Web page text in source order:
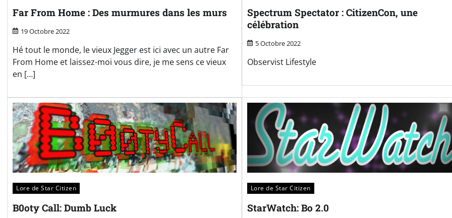
Far From Home : Des murmures dans les murs
19 Octobre 2022
Hé tout le monde, le vieux Jegger est ici avec un autre Far
From Home et laissez-moi vous dire, je me sens ce vieux
en […]
Spectrum Spectator : CitizenCon, une
célébration
5 Octobre 2022
Observist Lifestyle
Lore de Star Citizen
B0oty Call: Dumb Luck
Lore de Star Citizen
StarWatch: Bo 2.0